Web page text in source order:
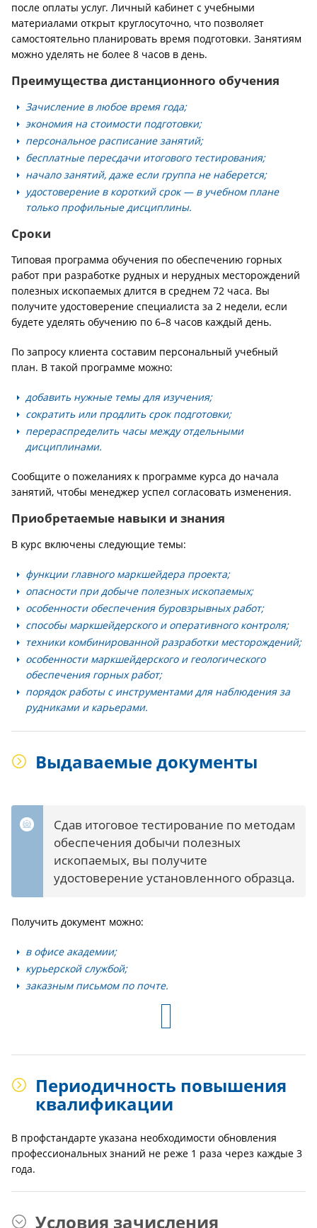
после оплаты услуг. Личный кабинет с учебными
материалами открыт круглосуточно, что позволяет
самостоятельно планировать время подготовки. Занятиям
можно уделять не более 8 часов в день.
Преимущества дистанционного обучения
Зачисление в любое время года;
экономия на стоимости подготовки;
персональное расписание занятий;
бесплатные пересдачи итогового тестирования;
начало занятий, даже если группа не наберется;
удостоверение в короткий срок — в учебном плане
только профильные дисциплины.
Сроки
Типовая программа обучения по обеспечению горных
работ при разработке рудных и нерудных месторождений
полезных ископаемых длится в среднем 72 часа. Вы
получите удостоверение специалиста за 2 недели, если
будете уделять обучению по 6–8 часов каждый день.
По запросу клиента составим персональный учебный
план. В такой программе можно:
добавить нужные темы для изучения;
сократить или продлить срок подготовки;
перераспределить часы между отдельными
дисциплинами.
Сообщите о пожеланиях к программе курса до начала
занятий, чтобы менеджер успел согласовать изменения.
Приобретаемые навыки и знания
В курс включены следующие темы:
функции главного маркшейдера проекта;
опасности при добыче полезных ископаемых;
особенности обеспечения буровзрывных работ;
способы маркшейдерского и оперативного контроля;
техники комбинированной разработки месторождений;
особенности маркшейдерского и геологического
обеспечения горных работ;
порядок работы с инструментами для наблюдения за
рудниками и карьерами.
Выдаваемые документы
Сдав итоговое тестирование по методам
обеспечения добычи полезных
ископаемых, вы получите
удостоверение установленного образца.
Получить документ можно:
в офисе академии;
курьерской службой;
заказным письмом по почте.
Периодичность повышения
квалификации
В профстандарте указана необходимости обновления
профессиональных знаний не реже 1 раза через каждые 3
года.
Условия зачисления